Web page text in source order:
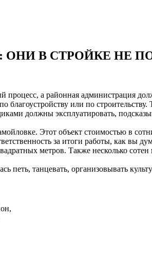
ОНИ В СТРОЙКЕ НЕ
процесс, а районная администрация
благоустройству или по
должны эксплуатировать,
Этот объект стоимостью в
за итоги работы, как вы
метров. Также несколько сотен
петь, танцевать, организовывать